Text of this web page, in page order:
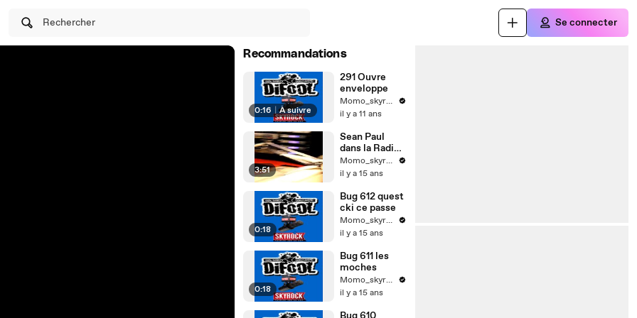
Rechercher Se connecter
Recommandations
0:16 À suivre
291 Ouvre
enveloppe
Momo_skyrock
il y a 11 ans
3:51
Sean Paul
dans la Radio
Libre de
Difool
Momo_skyrock
il y a 15 ans
0:18
Bug 612 quest
cki ce passe
Momo_skyrock
il y a 15 ans
0:18
Bug 611 les
moches
Momo_skyrock
il y a 15 ans